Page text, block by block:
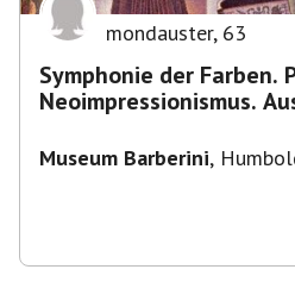
mondauster, 63
Symphonie der Farben.
Neoimpressionismus.
Museum Barberini,